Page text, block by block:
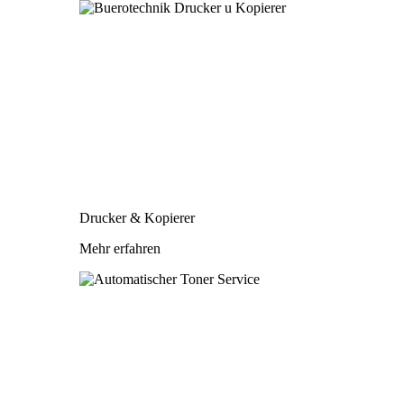
Drucker & Kopierer
Mehr erfahren